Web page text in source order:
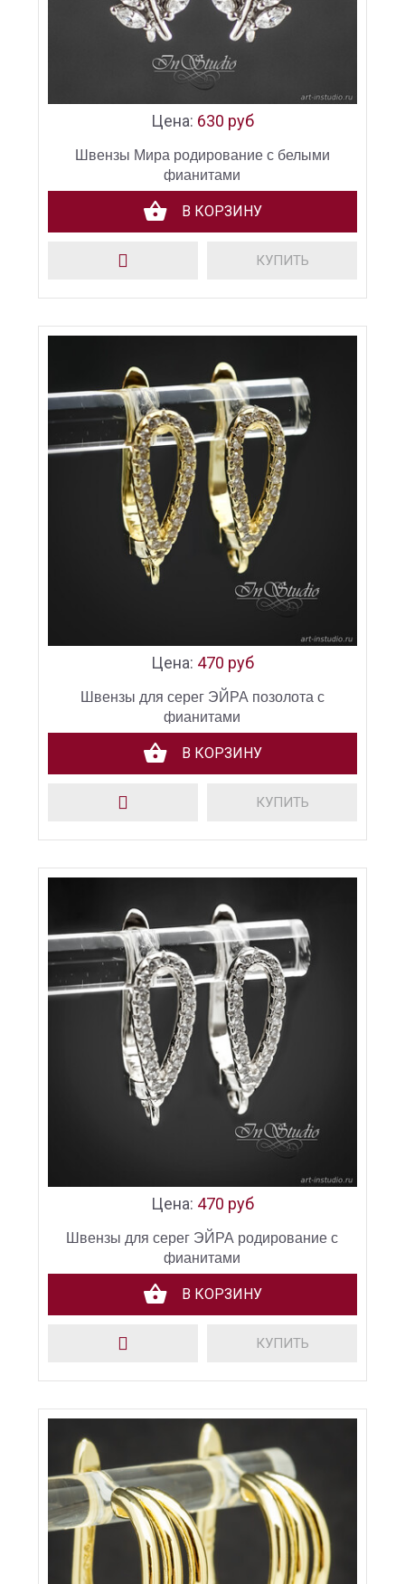
Цена: 630 руб
Швензы Мира родирование с белыми
фианитами
В КОРЗИНУ
КУПИТЬ
Цена: 470 руб
Швензы для серег ЭЙРА позолота с
фианитами
В КОРЗИНУ
КУПИТЬ
Цена: 470 руб
Швензы для серег ЭЙРА родирование с
фианитами
В КОРЗИНУ
КУПИТЬ